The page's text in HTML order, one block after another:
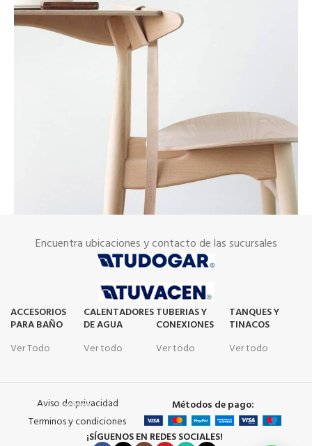
Furniture
A lacus bibendum pulvinar
Encuentra ubicaciones y contacto de las sucursales
ACCESORIOS
PARA BAÑO
Ver Todo
CALENTADORES
DE AGUA
Ver todo
TUBERIAS Y
CONEXIONES
Ver todo
TANQUES Y
TINACOS
Ver todo
Aviso de privacidad
Terminos y condiciones
Métodos de pago:
¡SÍGUENOS EN REDES SOCIALES!